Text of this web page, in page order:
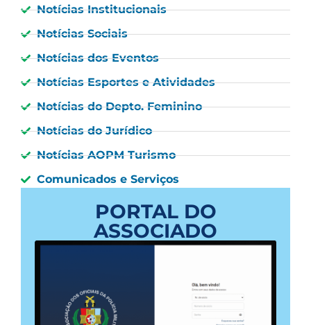
Notícias Institucionais
Notícias Sociais
Notícias dos Eventos
Notícias Esportes e Atividades
Notícias do Depto. Feminino
Notícias do Jurídico
Notícias AOPM Turismo
Comunicados e Serviços
PORTAL DO
ASSOCIADO